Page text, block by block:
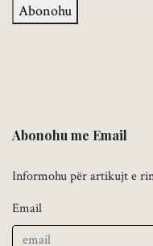
Abonohu
Abonohu me Email
Informohu për artikujt e
Email